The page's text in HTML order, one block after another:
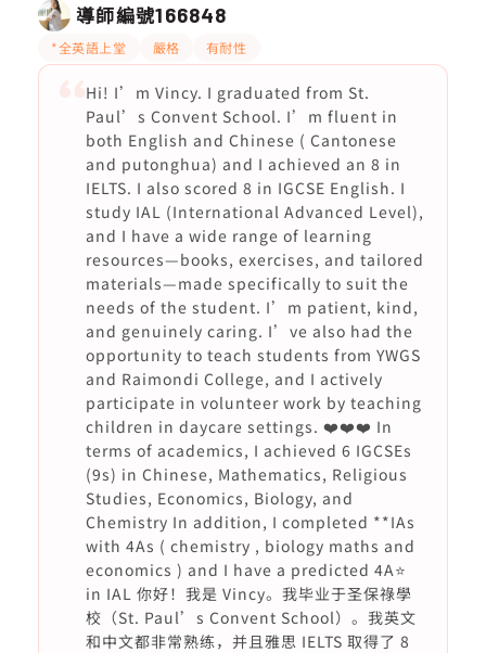
導師編號166848
*全英語上堂 嚴格 有耐性
Hi! I’m Vincy. I graduated from St.
Paul’s Convent School. I’m fluent in
both English and Chinese ( Cantonese
and putonghua) and I achieved an 8 in
IELTS. I also scored 8 in IGCSE English. I
study IAL (International Advanced Level),
and I have a wide range of learning
resources—books, exercises, and tailored
materials—made specifically to suit the
needs of the student. I’m patient, kind,
and genuinely caring. I’ve also had the
opportunity to teach students from YWGS
and Raimondi College, and I actively
participate in volunteer work by teaching
children in daycare settings. ❤️❤️❤️ In
terms of academics, I achieved 6 IGCSEs
(9s) in Chinese, Mathematics, Religious
Studies, Economics, Biology, and
Chemistry In addition, I completed **IAs
with 4As ( chemistry , biology maths and
economics ) and I have a predicted 4A⭐️
in IAL 你好！我是 Vincy。我毕业于圣保祿學
校（St. Paul’s Convent School）。我英文
和中文都非常熟练，并且雅思 IELTS 取得了 8